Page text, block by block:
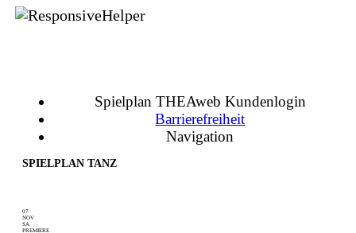
Spielplan THEAweb Kundenlogin
Barrierefreiheit
Navigation
SPIELPLAN TANZ
07
NOV
SA
PREMIERE